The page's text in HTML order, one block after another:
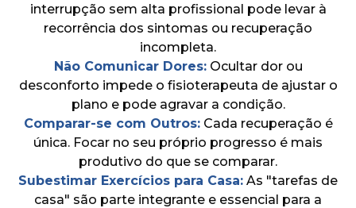
interrupção sem alta profissional pode levar à
recorrência dos sintomas ou recuperação
incompleta.
Não Comunicar Dores:Ocultar dor ou
desconforto impede o fisioterapeuta de ajustar o
plano e pode agravar a condição.
Comparar-se com Outros:Cada recuperação é
única. Focar no seu próprio progresso é mais
produtivo do que se comparar.
Subestimar Exercícios para Casa: As "tarefas de
casa" são parte integrante e essencial para a